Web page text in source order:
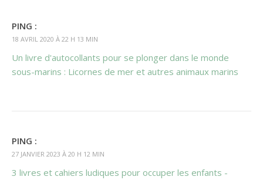
PING :
18 AVRIL 2020 À 22 H 13 MIN
Un livre d'autocollants pour se plonger dans le monde
sous-marins : Licornes de mer et autres animaux marins
PING :
27 JANVIER 2023 À 20 H 12 MIN
3 livres et cahiers ludiques pour occuper les enfants -